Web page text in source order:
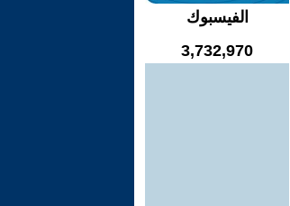
الفيسبوك
3,732,970